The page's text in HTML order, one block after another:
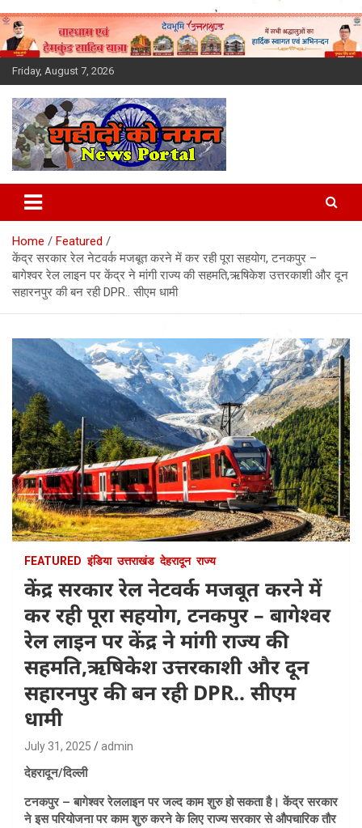
Skip
to
content
Friday, August 7, 2026
Latest News Today, Breaking
News, Uttarakhand News in
Hindi
Home
Featured
केंद्र सरकार रेल नेटवर्क मजबूत करने में कर रही पूरा सहयोग, टनकपुर –
बागेश्वर रेल लाइन पर केंद्र ने मांगी राज्य की सहमति,ऋषिकेश उत्तरकाशी और दून
सहारनपुर की बन रही DPR.. सीएम धामी
FEATURED इंडिया उत्तराखंड देहरादून राज्य
केंद्र सरकार रेल नेटवर्क मजबूत करने में
कर रही पूरा सहयोग, टनकपुर – बागेश्वर
रेल लाइन पर केंद्र ने मांगी राज्य की
सहमति,ऋषिकेश उत्तरकाशी और दून
सहारनपुर की बन रही DPR.. सीएम
धामी
July 31, 2025 admin
देहरादून/दिल्ली
टनकपुर – बागेश्वर रेललाइन पर जल्द काम शुरु हो सकता है। केंद्र सरकार
ने इस परियोजना पर काम शुरु करने के लिए राज्य सरकार से औपचारिक तौर